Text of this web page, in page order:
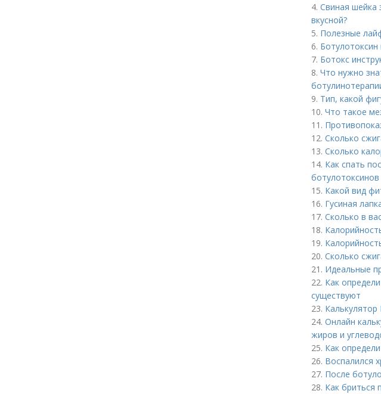
4. Свиная шейка
вкусной?
5. Полезные
6.
7. Ботокс
8. Что нужно
9. Тип, какой
10. Что такое
11.
12. Сколько
13. Сколько
14. Как спать
15. Какой вид
16. Гусиная
17. Сколько в
18.
19.
20. Сколько
21. Идеальные
22. Как
существуют
23.
24. Онлайн
жиров и
25. Как
26. Воспалился
27. После
28. Как бриться